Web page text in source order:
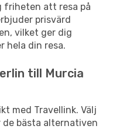
friheten att resa på
prisvärd
vilket ger dig
hela din resa.
till Murcia
med Travellink. Välj
bästa alternativen